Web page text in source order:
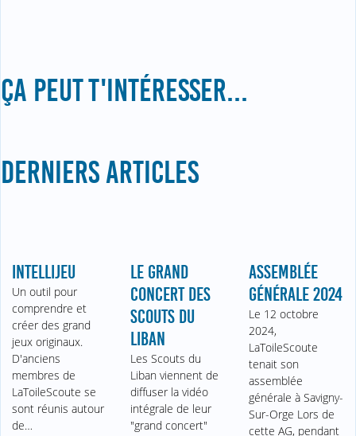
ÇA PEUT T'INTÉRESSER...
DERNIERS ARTICLES
INTELLIJEU
Un outil pour
comprendre et
créer des grand
jeux originaux.
D'anciens
membres de
LaToileScoute se
sont réunis autour
de…
LE GRAND
CONCERT DES
SCOUTS DU
LIBAN
Les Scouts du
Liban viennent de
diffuser la vidéo
intégrale de leur
"grand concert"
ASSEMBLÉE
GÉNÉRALE 2024
Le 12 octobre
2024,
LaToileScoute
tenait son
assemblée
générale à Savigny-
Sur-Orge Lors de
cette AG, pendant